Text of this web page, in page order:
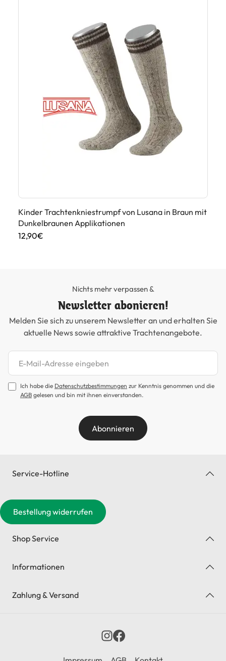
Kinder Trachtenkniestrumpf von Lusana in Braun mit
Dunkelbraunen Applikationen
12,90€
Nichts mehr verpassen &
Newsletter abonieren!
Melden Sie sich zu unserem Newsletter an und erhalten Sie
aktuelle News sowie attraktive Trachtenangebote.
Newsletter abonnieren
Ich habe die Datenschutzbestimmungen zur Kenntnis genommen und die
AGB gelesen und bin mit ihnen einverstanden.
Abonnieren
Service-Hotline
Bestellung widerrufen
Shop Service
Informationen
Zahlung & Versand